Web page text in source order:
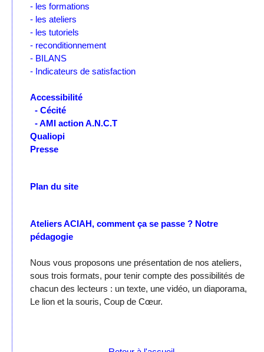
- les formations
- les ateliers
- les tutoriels
- reconditionnement
- BILANS
- Indicateurs de satisfaction
Accessibilité
- Cécité
- AMI action A.N.C.T
Qualiopi
Presse
Plan du site
Ateliers ACIAH, comment ça se passe ? Notre
pédagogie
Nous vous proposons une présentation de nos ateliers,
sous trois formats, pour tenir compte des possibilités de
chacun des lecteurs : un texte, une vidéo, un diaporama,
Le lion et la souris, Coup de Cœur.